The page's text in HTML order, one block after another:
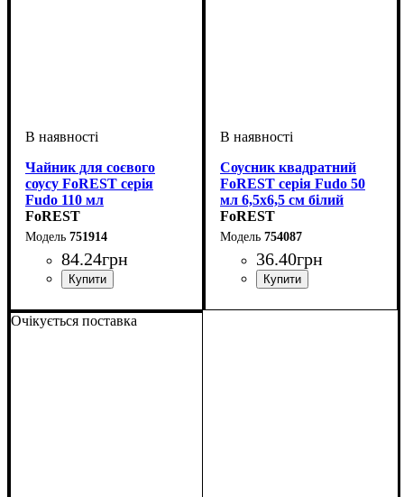
Чайник для соєвого
соусу FoREST серія
Fudo 110 мл
FoREST
751914
84.24грн
Соусник квадратний
FoREST серія Fudo 50
мл 6,5х6,5 см білий
FoREST
754087
36.40грн
Очікується поставка